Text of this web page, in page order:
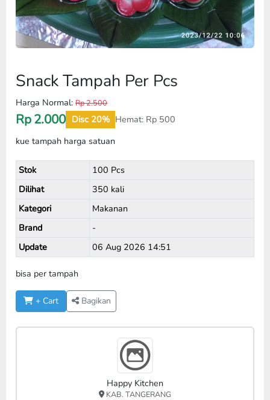
Snack Tampah Per Pcs
Harga Normal: Rp 2.500
Rp2.000 Disc 20% Hemat: Rp 500
kue tampah harga satuan
Stok
100 Pcs
Dilihat
350 kali
Kategori
Makanan
Brand
-
Update
06 Aug 2026 14:51
bisa per tampah
+ Cart Bagikan
Happy Kitchen
KAB. TANGERANG